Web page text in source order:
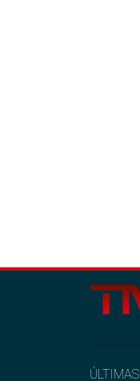
ÚLTIMAS